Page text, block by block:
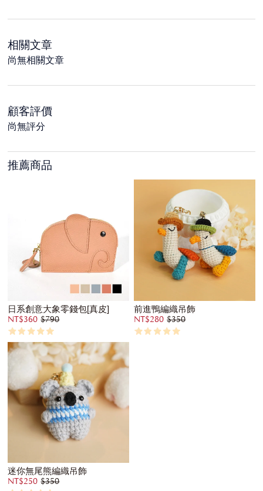
相關文章
尚無相關文章
顧客評價
尚無評分
推薦商品
日系創意大象零錢包[真皮]
NT$360 $790
前進鴨編織吊飾
NT$280 $350
迷你無尾熊編織吊飾
NT$250 $350